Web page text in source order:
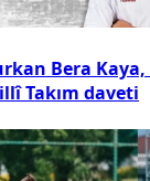
Bera Kaya,
Takım daveti